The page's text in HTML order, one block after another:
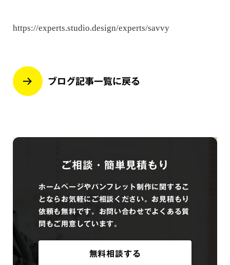
https://experts.studio.design/experts/savvy
ブログ記事一覧に戻る
ご相談・簡単見積もり
ホームページやパンフレット制作に関するこ
とならお気軽にご相談ください。お見積もり
依頼も無料です。お問い合わせでよくある質
問もご用意しています。
無料相談する